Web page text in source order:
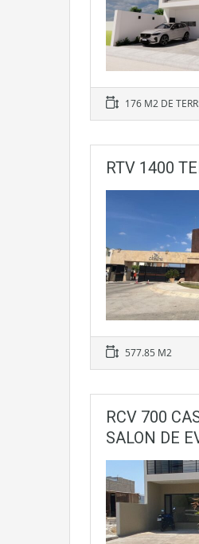
176 M2 DE
RTV 1400
577.85 M2
RCV 700
SALON DE